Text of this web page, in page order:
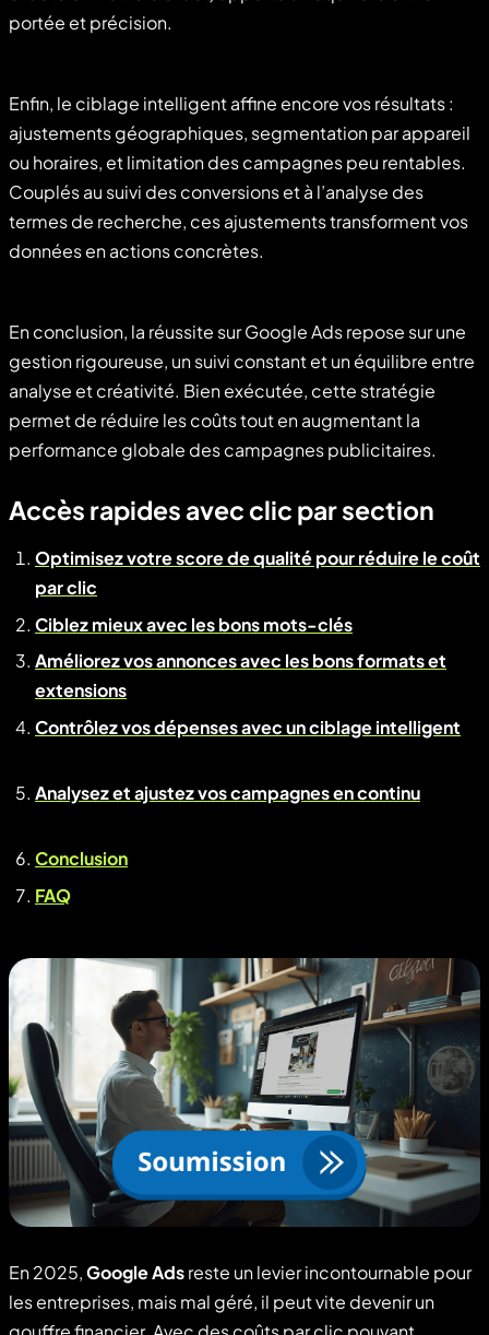
portée et précision.
Enfin, le ciblage intelligent affine encore vos résultats :
ajustements géographiques, segmentation par appareil
ou horaires, et limitation des campagnes peu rentables.
Couplés au suivi des conversions et à l’analyse des
termes de recherche, ces ajustements transforment vos
données en actions concrètes.
En conclusion, la réussite sur Google Ads repose sur une
gestion rigoureuse, un suivi constant et un équilibre entre
analyse et créativité. Bien exécutée, cette stratégie
permet de réduire les coûts tout en augmentant la
performance globale des campagnes publicitaires.
Accès rapides avec clic par section
Optimisez votre score de qualité pour réduire le coût
par clic
Ciblez mieux avec les bons mots-clés
Améliorez vos annonces avec les bons formats et
extensions
Contrôlez vos dépenses avec un ciblage intelligent
Analysez et ajustez vos campagnes en continu
Conclusion
FAQ
En 2025,Google Adsreste un levier incontournable pour
les entreprises, mais mal géré, il peut vite devenir un